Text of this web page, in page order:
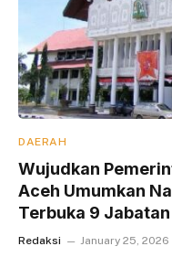
DAERAH
Wujudkan
Aceh Umumkan
Terbuka 9
Redaksi January 25, 2026